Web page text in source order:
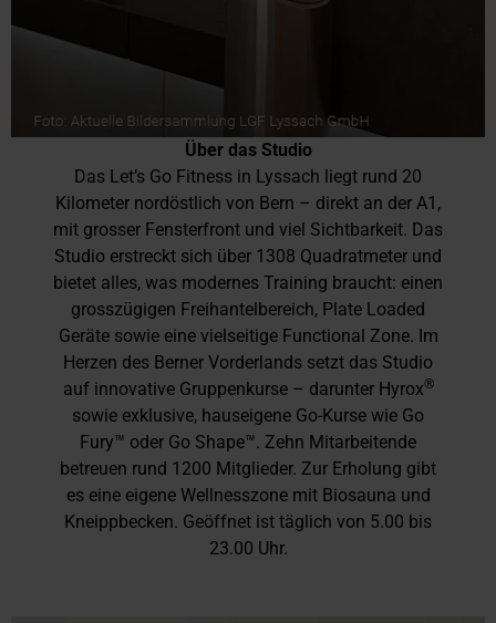
Über das Studio
Das Let’s Go Fitness in Lyssach liegt rund 20
Kilometer nordöstlich von Bern – direkt an der A1,
mit grosser Fensterfront und viel Sichtbarkeit. Das
Studio erstreckt sich über 1308 Quadratmeter und
bietet alles, was modernes Training braucht: einen
grosszügigen Freihantelbereich, Plate Loaded
Geräte sowie eine vielseitige Functional Zone. Im
Herzen des Berner Vorderlands setzt das Studio
auf innovative Gruppenkurse – darunter Hyrox®
sowie exklusive, hauseigene Go-Kurse wie Go
Fury™ oder Go Shape™. Zehn Mitarbeitende
betreuen rund 1200 Mitglieder. Zur Erholung gibt
es eine eigene Wellnesszone mit Biosauna und
Kneippbecken. Geöffnet ist täglich von 5.00 bis
23.00 Uhr.